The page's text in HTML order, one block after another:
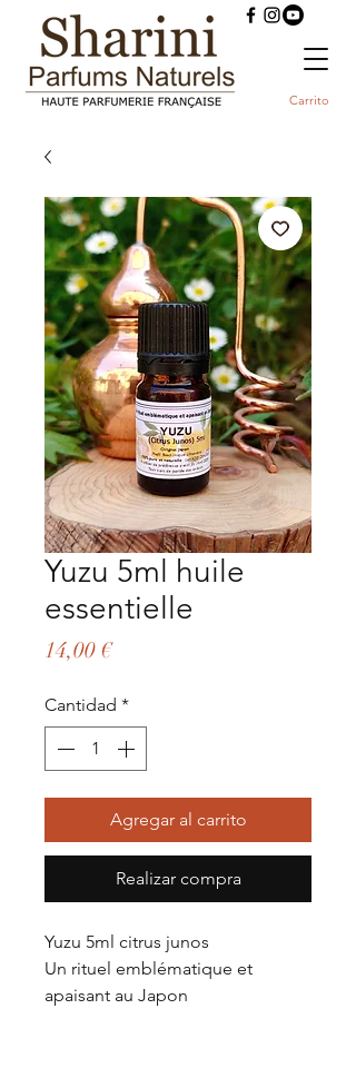
Carrito
Yuzu 5ml huile
essentielle
14,00 €Precio
Cantidad *
Agregar al carrito
Realizar compra
Yuzu 5ml citrus junos
Un rituel emblématique et
apaisant au Japon